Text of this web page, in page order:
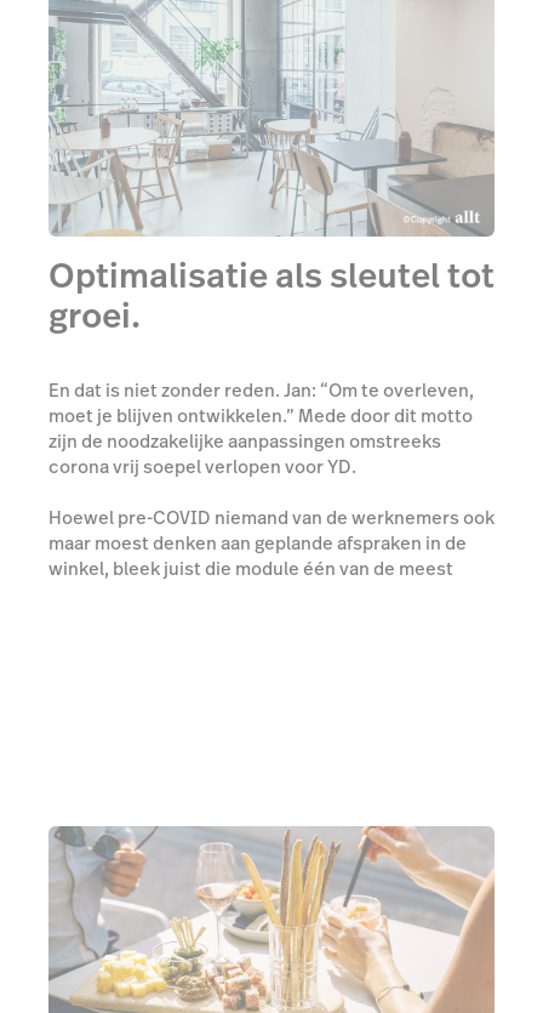
Optimalisatie als sleutel tot
groei.
En dat is niet zonder reden. Jan: “Om te overleven,
moet je blijven ontwikkelen.” Mede door dit motto
zijn de noodzakelijke aanpassingen omstreeks
corona vrij soepel verlopen voor YD.
Hoewel pre-COVID niemand van de werknemers ook
maar moest denken aan geplande afspraken in de
winkel, bleek juist die module één van de meest